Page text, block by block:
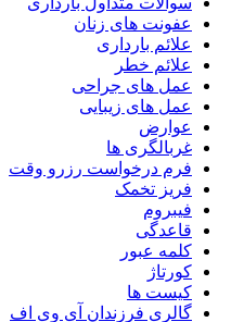
عفونت های زنان
علائم بارداری
علائم خطر
عمل های جراحی
عمل های زیبایی
عوارض
غربالگری ها
فرم درخواست رزرو وقت
فریز تخمک
فیبروم
قاعدگی
کلمه عبور
کورتاژ
کیست ها
گالری فرزندان آی وی اف